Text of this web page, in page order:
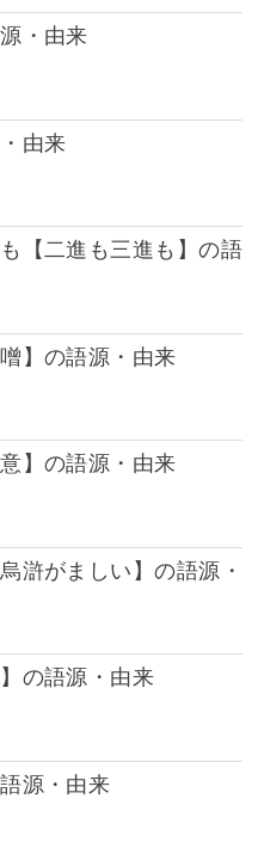
・由来
由来
【二進も三進も】の語
】の語源・由来
】の語源・由来
滸がましい】の語源・
の語源・由来
源・由来